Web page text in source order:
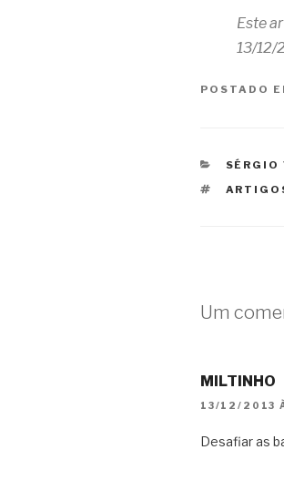
Este
13/12/
POSTADO
SÉRGIO
TAGS
Um
MILTINHO
13/12/2013
Desafiar as